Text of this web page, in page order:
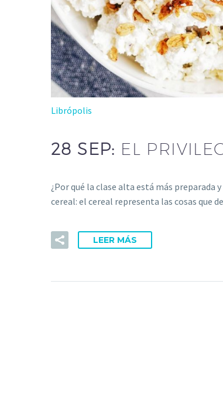
Librópolis
28 SEP: EL
¿Por qué la clase alta está más preparada
cereal: el cereal representa las cosas que
LEER MÁS